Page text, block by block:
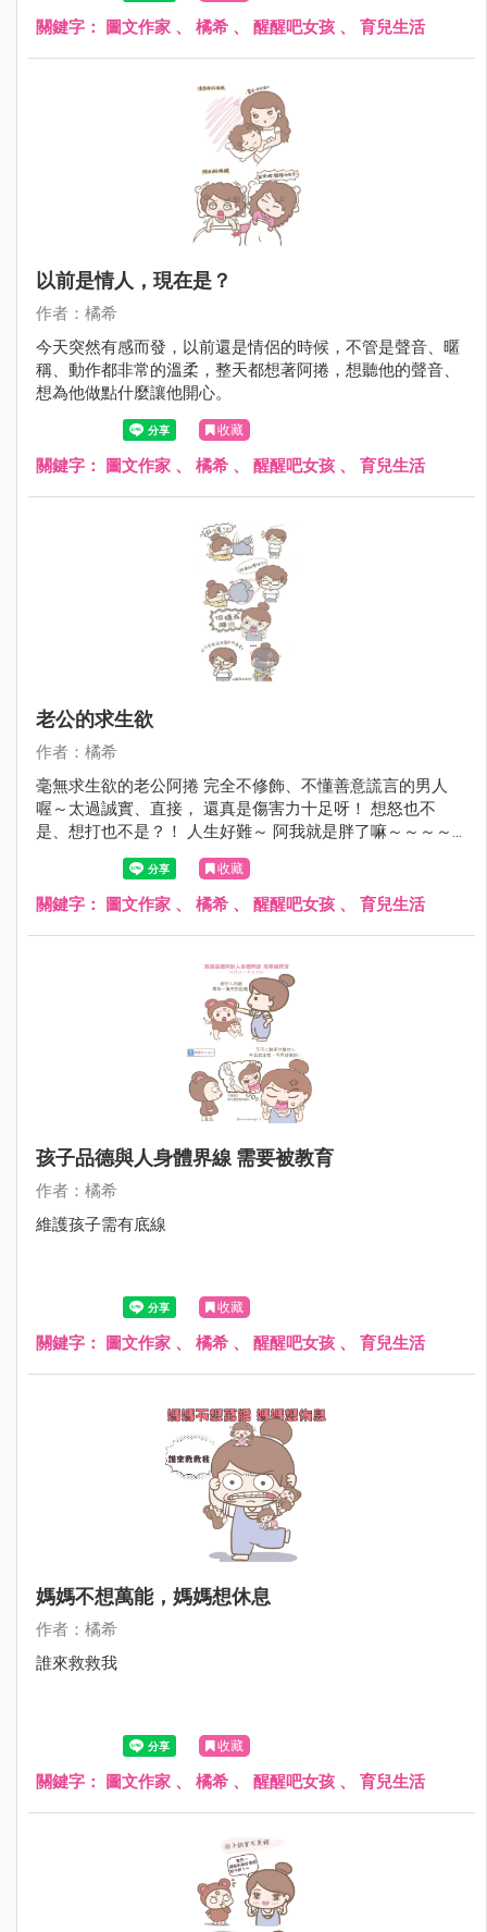
關鍵字： 圖文作家 、 橘希 、 醒醒吧女孩 、 育兒生活
以前是情人，現在是？
作者：橘希
今天突然有感而發，以前還是情侶的時候，不管是聲音、暱
稱、動作都非常的溫柔，整天都想著阿捲，想聽他的聲音、
想為他做點什麼讓他開心。
收藏
關鍵字： 圖文作家 、 橘希 、 醒醒吧女孩 、 育兒生活
老公的求生欲
作者：橘希
毫無求生欲的老公阿捲 完全不修飾、不懂善意謊言的男人
喔～太過誠實、直接， 還真是傷害力十足呀！ 想怒也不
是、想打也不是？！ 人生好難～ 阿我就是胖了嘛～～～～
收藏
關鍵字： 圖文作家 、 橘希 、 醒醒吧女孩 、 育兒生活
孩子品德與人身體界線 需要被教育
作者：橘希
維護孩子需有底線
收藏
關鍵字： 圖文作家 、 橘希 、 醒醒吧女孩 、 育兒生活
媽媽不想萬能，媽媽想休息
作者：橘希
誰來救救我
收藏
關鍵字： 圖文作家 、 橘希 、 醒醒吧女孩 、 育兒生活